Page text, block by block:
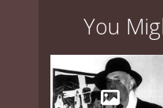
You